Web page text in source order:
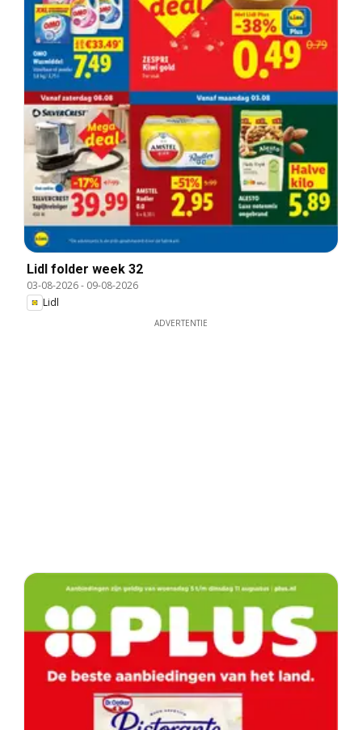
Lidl folder week 32
03-08-2026- 09-08-2026
Lidl
ADVERTENTIE